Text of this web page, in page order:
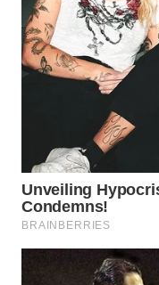
TIMUR
WN
SEMARANG
WN
BOROBUDUR
WN
MADURA